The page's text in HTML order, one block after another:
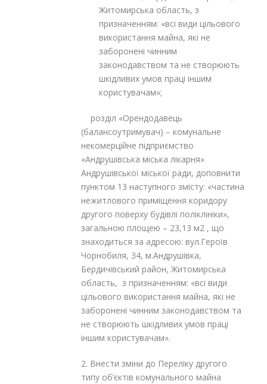
Житомирська область, з
призначенням: «всі види цільового
використання майна, які не
заборонені чинним
законодавством та не створюють
шкідливих умов праці іншим
користувачам»;
розділ «Орендодавець
(балансоутримувач) – комунальне
некомерційне підприємство
«Андрушівська міська лікарня»
Андрушівської міської ради, доповнити
пунктом 13 наступного змісту: «частина
нежитлового приміщення коридору
другого поверху будівлі поліклініки»,
загальною площею – 23,13 м2 , що
знаходиться за адресою: вул.Героїв
Чорнобиля, 34, м.Андрушівка,
Бердичівський район, Житомирська
область, з призначенням: «всі види
цільового використання майна, які не
заборонені чинним законодавством та
не створюють шкідливих умов праці
іншим користувачам».
2. Внести зміни до Переліку другого
типу об’єктів комунального майна